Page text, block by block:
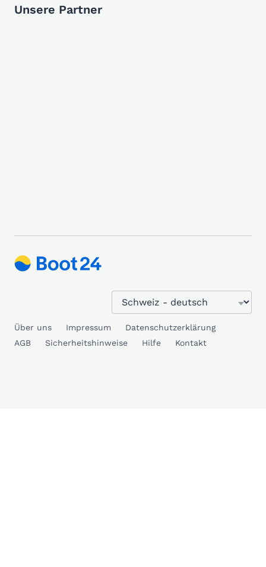
Unsere Partner
Über uns Impressum
Datenschutzerklärung
AGB
Sicherheitshinweise Hilfe Kontakt